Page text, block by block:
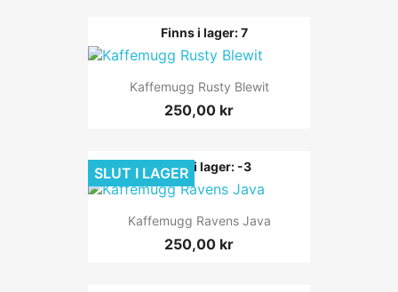
Finns i lager: 7
Kaffemugg Rusty Blewit
250,00 kr
Finns i lager: -3
Kaffemugg Ravens Java
250,00 kr
SLUT I LAGER